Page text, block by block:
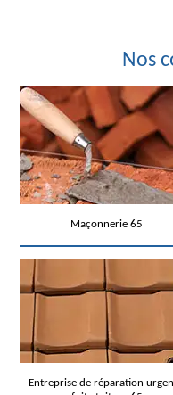
Nos
Maçonnerie 65
Entreprise de réparation